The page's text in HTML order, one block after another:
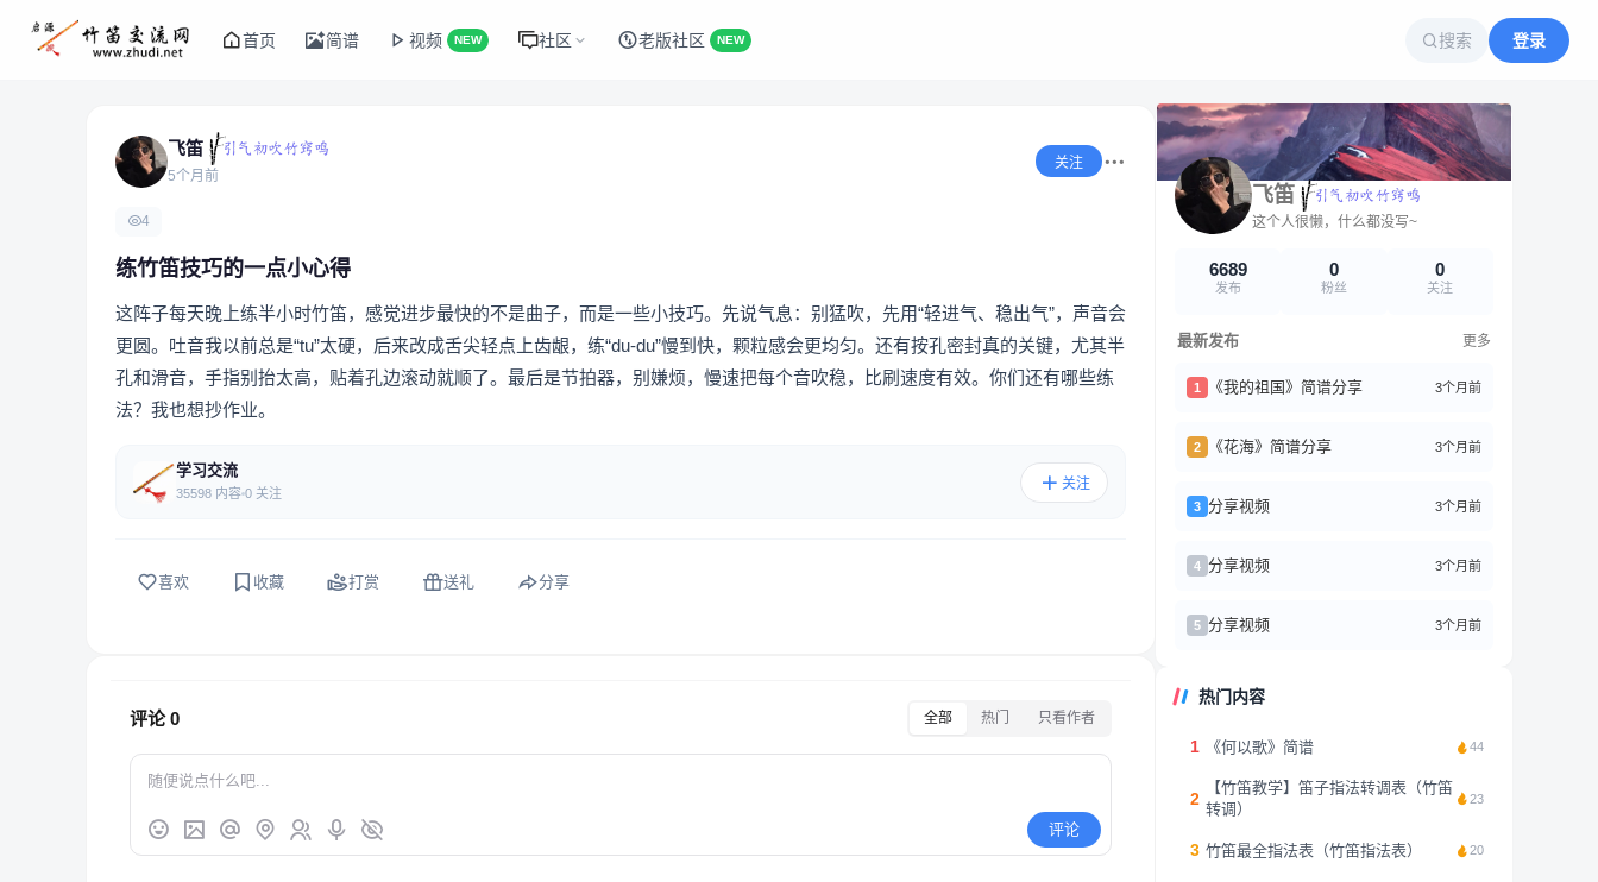
首页 简谱 视频 NEW 社区 老版社区 NEW 搜索 登录
飞笛
5个月前
关注
4
练竹笛技巧的一点小心得
这阵子每天晚上练半小时竹笛，感觉进步最快的不是曲子，而是一些小技巧。先说气息：别猛吹，先用“轻进气、稳出气”，声音会
更圆。吐音我以前总是“tu”太硬，后来改成舌尖轻点上齿龈，练“du-du”慢到快，颗粒感会更均匀。还有按孔密封真的关键，尤其半
孔和滑音，手指别抬太高，贴着孔边滚动就顺了。最后是节拍器，别嫌烦，慢速把每个音吹稳，比刷速度有效。你们还有哪些练
法？我也想抄作业。
学习交流
35598 内容 0 关注
关注
喜欢 收藏 打赏 送礼 分享
评论0 全部 热门 只看作者
评论
飞笛
这个人很懒，什么都没写~
6689
发布
0
粉丝
0
关注
最新发布 更多
1 《我的祖国》简谱分享 3个月前
2 《花海》简谱分享 3个月前
3 分享视频 3个月前
4 分享视频 3个月前
5 分享视频 3个月前
热门内容
1 《何以歌》简谱 44
2
【竹笛教学】笛子指法转调表（竹笛
转调）
23
3 竹笛最全指法表（竹笛指法表） 20